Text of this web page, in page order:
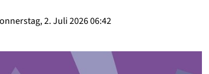
2. Juli 2026 06:42